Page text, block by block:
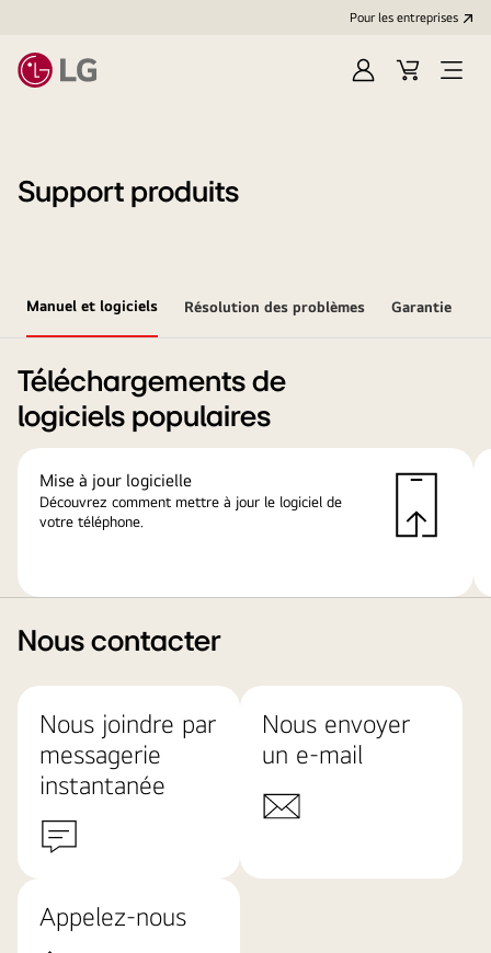
Pour les entreprises
Se
Panier
Support produits
Manuel et logiciels Résolution des problèmes Garantie
Téléchargements de
logiciels populaires
Mise à jour logicielle
Découvrez comment mettre à jour le logiciel de
votre téléphone.
Nous contacter
Nous joindre par
messagerie
instantanée
Nous envoyer
un e-mail
Appelez-nous